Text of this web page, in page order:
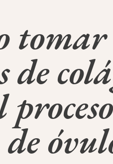
tomar
de